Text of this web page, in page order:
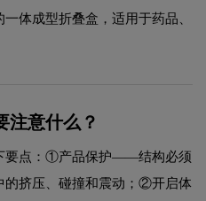
体成型折叠盒，适用于药品、
注意什么？
要点：①产品保护——结构必须
的挤压、碰撞和震动；②开启体